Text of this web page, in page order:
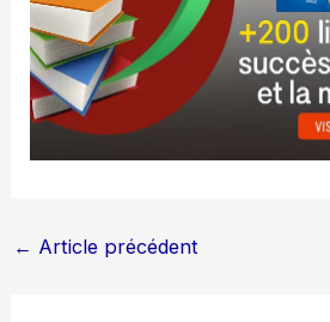
← Article précédent